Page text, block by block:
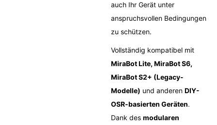
auch Ihr Gerät unter
anspruchsvollen Bedingungen
zu schützen.
Vollständig kompatibel mit
MiraBot Lite, MiraBot S6,
MiraBot S2+ (Legacy-
Modelle) und anderen DIY-
OSR-basierten Geräten.
Dank des modularen